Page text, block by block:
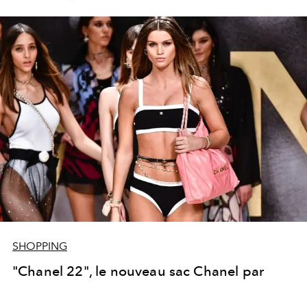
SHOPPING
"Chanel 22", le nouveau sac Chanel par